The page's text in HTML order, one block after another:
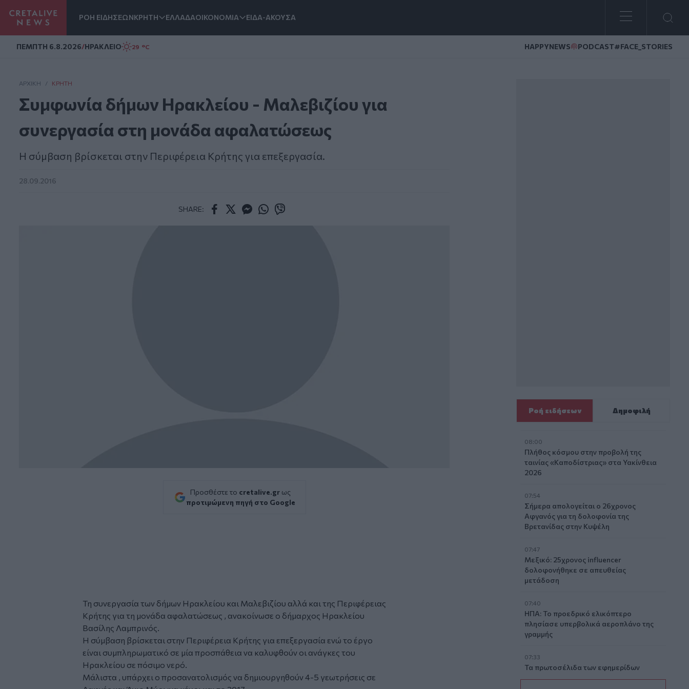
ΡΟΗ ΕΙΔΗΣΕΩΝΚΡΗΤΗ ΕΛΛΑΔΑΟΙΚΟΝΟΜΙΑ ΕΙΔΑ-ΑΚΟΥΣΑ
ΠΕΜΠΤΗ 6.8.2026/ΗΡΑΚΛΕΙΟ 29 °C HAPPYNEWS PODCAST#FACE_STORIES
ΑΡΧΙΚΗ / ΚΡΉΤΗ
Συμφωνία δήμων Ηρακλείου - Μαλεβιζίου για
συνεργασία στη μονάδα αφαλατώσεως
Η σύμβαση βρίσκεται στην Περιφέρεια Κρήτης για επεξεργασία.
28.09.2016
SHARE:
Προσθέστε το cretalive.gr ως
προτιμώμενη πηγή στο Google
Τη συνεργασία των δήμων Ηρακλείου και Μαλεβιζίου αλλά και της Περιφέρειας
Κρήτης για τη μονάδα αφαλατώσεως , ανακοίνωσε ο δήμαρχος Ηρακλείου
Βασίλης Λαμπρινός.
Η σύμβαση βρίσκεται στην Περιφέρεια Κρήτης για επεξεργασία ενώ το έργο
είναι συμπληρωματικό σε μία προσπάθεια να καλυφθούν οι ανάγκες του
Ηρακλείου σε πόσιμο νερό.
Μάλιστα , υπάρχει ο προσανατολισμός να δημιουργηθούν 4-5 γεωτρήσεις σε
Ροή ειδήσεων Δημοφιλή
08:00
Πλήθος κόσμου στην προβολή της
ταινίας «Καποδίστριας» στα Υακίνθεια
2026
07:54
Σήμερα απολογείται ο 26χρονος
Αφγανός για τη δολοφονία της
Βρετανίδας στην Κυψέλη
07:47
Μεξικό: 25χρονος influencer
δολοφονήθηκε σε απευθείας
μετάδοση
07:40
ΗΠΑ: Το προεδρικό ελικόπτερο
πλησίασε υπερβολικά αεροπλάνο της
γραμμής
07:33
Τα πρωτοσέλιδα των εφημερίδων